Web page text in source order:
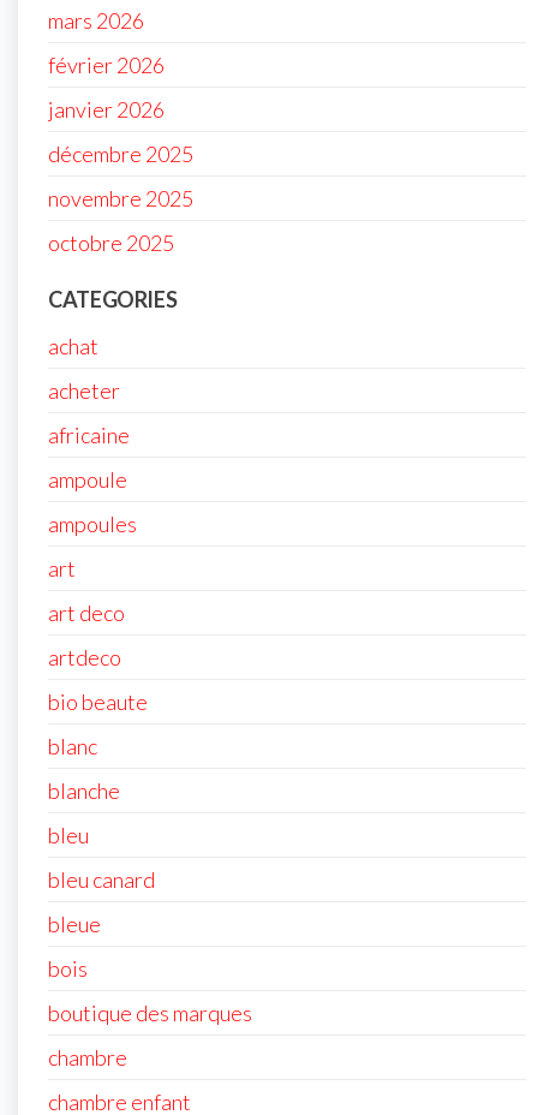
mars 2026
février 2026
janvier 2026
décembre 2025
novembre 2025
octobre 2025
CATEGORIES
achat
acheter
africaine
ampoule
ampoules
art
art deco
artdeco
bio beaute
blanc
blanche
bleu
bleu canard
bleue
bois
boutique des marques
chambre
chambre enfant